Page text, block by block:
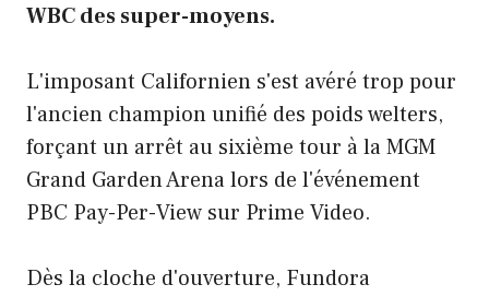
WBC des super-moyens.
L'imposant Californien s'est avéré trop pour
l'ancien champion unifié des poids welters,
forçant un arrêt au sixième tour à la MGM
Grand Garden Arena lors de l'événement
PBC Pay-Per-View sur Prime Video.
Dès la cloche d'ouverture, Fundora